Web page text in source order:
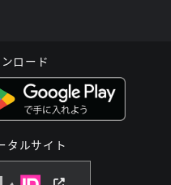
ロード
タルサイト